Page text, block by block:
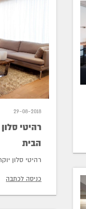
29-08-2018
רהיטי
הבית
רהיטי סלון
כניסה לכתבה